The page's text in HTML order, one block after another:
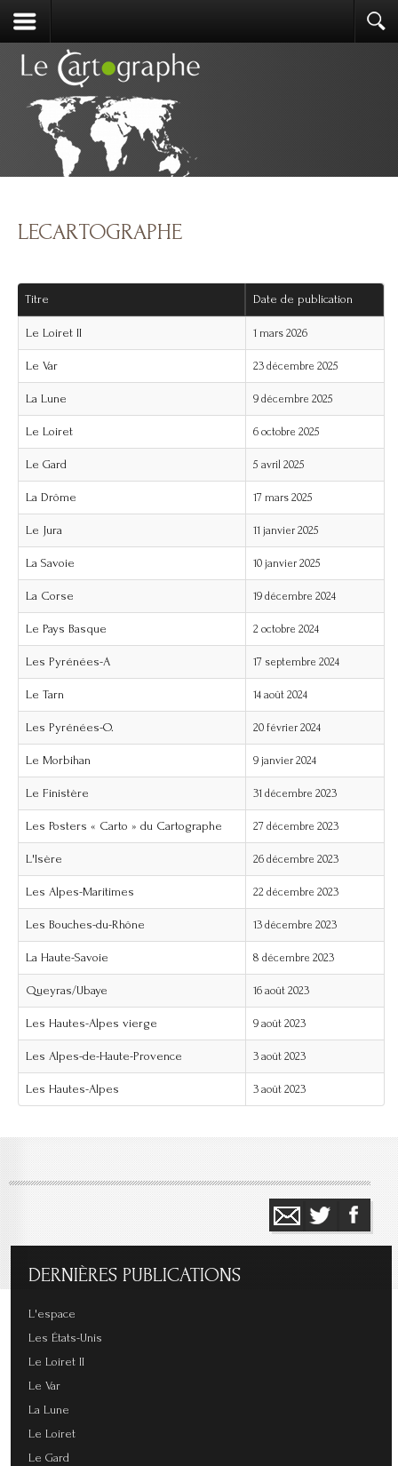
LECARTOGRAPHE
Titre Date de publication
Le Loiret II 1 mars 2026
Le Var 23 décembre 2025
La Lune 9 décembre 2025
Le Loiret 6 octobre 2025
Le Gard 5 avril 2025
La Drôme 17 mars 2025
Le Jura 11 janvier 2025
La Savoie 10 janvier 2025
La Corse 19 décembre 2024
Le Pays Basque 2 octobre 2024
Les Pyrénées-A 17 septembre 2024
Le Tarn 14 août 2024
Les Pyrénées-O. 20 février 2024
Le Morbihan 9 janvier 2024
Le Finistère 31 décembre 2023
Les Posters « Carto » du Cartographe 27 décembre 2023
L'Isère 26 décembre 2023
Les Alpes-Maritimes 22 décembre 2023
Les Bouches-du-Rhône 13 décembre 2023
La Haute-Savoie 8 décembre 2023
Queyras/Ubaye 16 août 2023
Les Hautes-Alpes vierge 9 août 2023
Les Alpes-de-Haute-Provence 3 août 2023
Les Hautes-Alpes 3 août 2023
DERNIÈRES PUBLICATIONS
L'espace
Les États-Unis
Le Loiret II
Le Var
La Lune
Le Loiret
Le Gard